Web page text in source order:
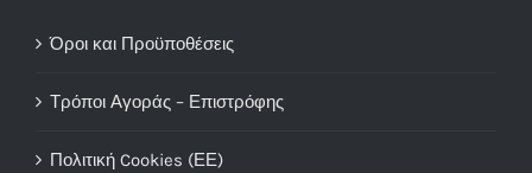
Όροι και Προϋποθέσεις
Τρόποι Αγοράς – Επιστρόφης
Πολιτική Cookies (ΕΕ)